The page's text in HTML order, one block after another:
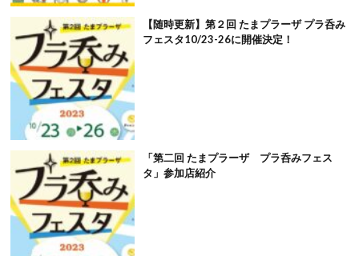
【随時更新】第２回 たまプラーザ プラ呑み
フェスタ10/23-26に開催決定！
「第二回 たまプラーザ プラ呑みフェス
タ」参加店紹介